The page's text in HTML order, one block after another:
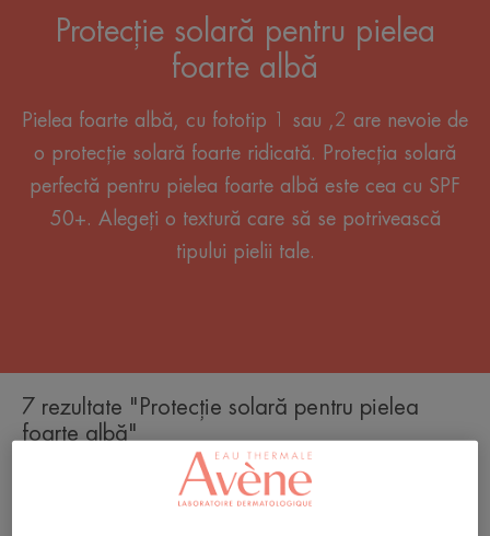
Protecție solară pentru pielea
foarte albă
Pielea foarte albă, cu fototip 1 sau ,2 are nevoie de
o protecție solară foarte ridicată. Protecția solară
perfectă pentru pielea foarte albă este cea cu SPF
50+. Alegeți o textură care să se potrivească
tipului pielii tale.
7 rezultate "Protecție solară pentru pielea
foarte albă"
Cremă
compactă